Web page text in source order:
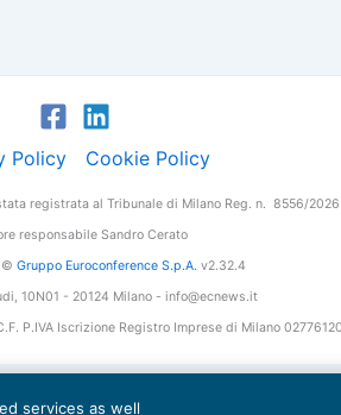
Policy Cookie Policy
registrata al Tribunale di Milano Reg. n. 8556/2026
responsabile Sandro Cerato
© Gruppo Euroconference S.p.A. v2.32.4
10N01 - 20124 Milano - info@ecnews.it
P.IVA Iscrizione Registro Imprese di Milano
services as well